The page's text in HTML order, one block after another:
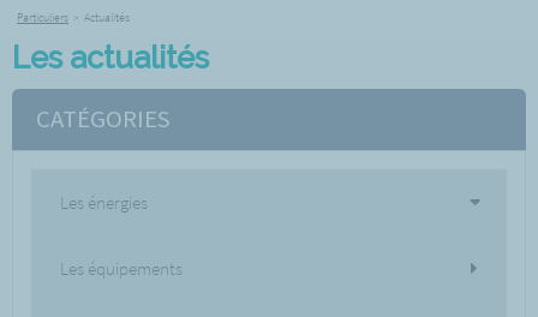
Particuliers > Actualités
Les actualités
CATÉGORIES
Les énergies
Les équipements